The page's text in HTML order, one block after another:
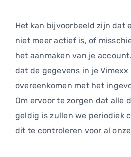
Het kan bijvoorbeeld zijn dat
niet meer actief is, of
het aanmaken van je
dat de gegevens in je
overeenkomen met het
Om ervoor te zorgen dat alle
geldig is zullen we periodiek
dit te controleren voor al